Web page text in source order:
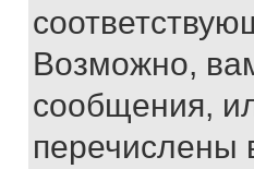
Возможно,
сообщения,
перечислены